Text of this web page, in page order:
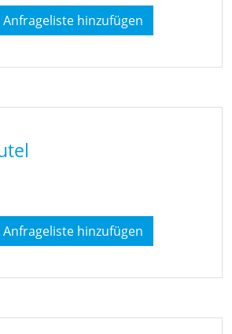
Anfrageliste hinzufügen
Anfrageliste hinzufügen